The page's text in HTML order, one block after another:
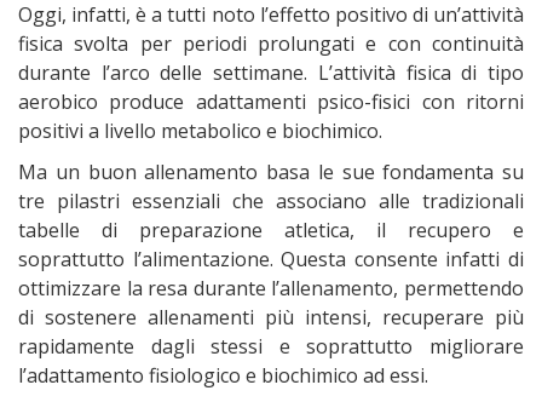
Oggi, infatti, è a tutti noto l’effetto positivo di un’attività
fisica svolta per periodi prolungati e con continuità
durante l’arco delle settimane. L’attività fisica di tipo
aerobico produce adattamenti psico-fisici con ritorni
positivi a livello metabolico e biochimico.
Ma un buon allenamento basa le sue fondamenta su
tre pilastri essenziali che associano alle tradizionali
tabelle di preparazione atletica, il recupero e
soprattutto l’alimentazione. Questa consente infatti di
ottimizzare la resa durante l’allenamento, permettendo
di sostenere allenamenti più intensi, recuperare più
rapidamente dagli stessi e soprattutto migliorare
l’adattamento fisiologico e biochimico ad essi.